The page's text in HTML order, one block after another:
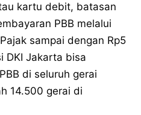
kartu debit, batasan
PBB melalui
sampai dengan Rp5
DKI Jakarta bisa
di seluruh gerai
14.500 gerai di